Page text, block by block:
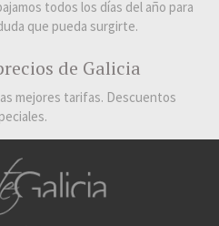
todos los días del año para
que pueda surgirte.
de Galicia
mejores tarifas. Descuentos